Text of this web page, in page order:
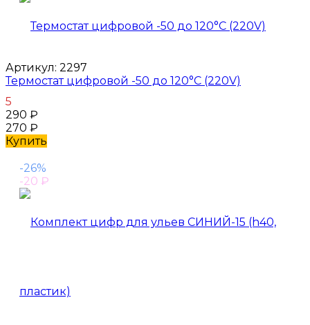
Артикул: 2297
Термостат цифровой -50 до 120°С (220V)
5
290 ₽
270 ₽
Купить
-26%
-20 ₽